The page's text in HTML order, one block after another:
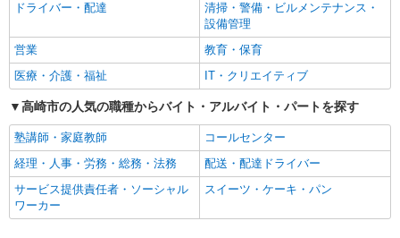
未経験歓迎
経験者・有資格者歓迎
新卒・第二新卒歓迎
女性活躍中
主婦・主夫歓迎
フリーター歓迎
学歴不問
ブランクOK
ミドル（40代～）活躍中
エルダー（50代～）活躍中
シニア（60代～）活躍中
昇給あり
週払い
週2～3日勤務OK
10時～勤務OK
16時前退社OK
時間や曜日が選べる・シフト自由
深夜
ドライバー・配達
清掃・警備・ビルメンテナンス・
設備管理
営業
教育・保育
医療・介護・福祉
IT・クリエイティブ
高崎市の人気の職種からバイト・アルバイト・パートを探す
塾講師・家庭教師
コールセンター
経理・人事・労務・総務・法務
配送・配達ドライバー
サービス提供責任者・ソーシャル
ワーカー
スイーツ・ケーキ・パン